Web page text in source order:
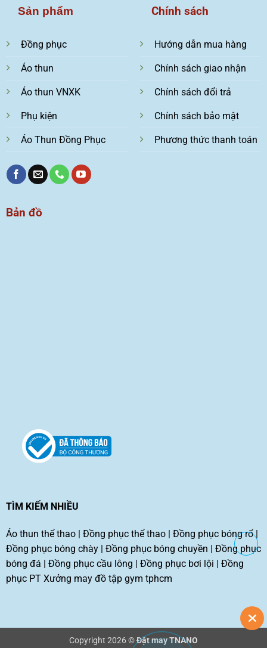
Sản phẩm
Đồng phục
Áo thun
Áo thun VNXK
Phụ kiện
Áo Thun Đồng Phục
Chính sách
Hướng dẫn mua hàng
Chính sách giao nhận
Chính sách đổi trả
Chính sách bảo mật
Phương thức thanh toán
Bản đồ
TÌM KIẾM NHIỀU
Áo thun thể thao| Đồng phục thể thao| Đồng phục bóng rổ|
Đồng phục bóng chày| Đồng phục bóng chuyền | Đồng phục
bóng đá | Đồng phục cầu lông | Đồng phục bơi lội | Đồng
phục PT Xưởng may đồ tập gym tphcm
Copyright 2026 ©Đặt may TNANO